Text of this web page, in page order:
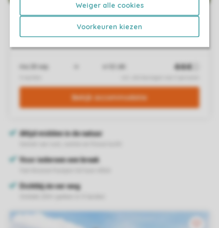
Weiger alle cookies
Voorkeuren kiezen